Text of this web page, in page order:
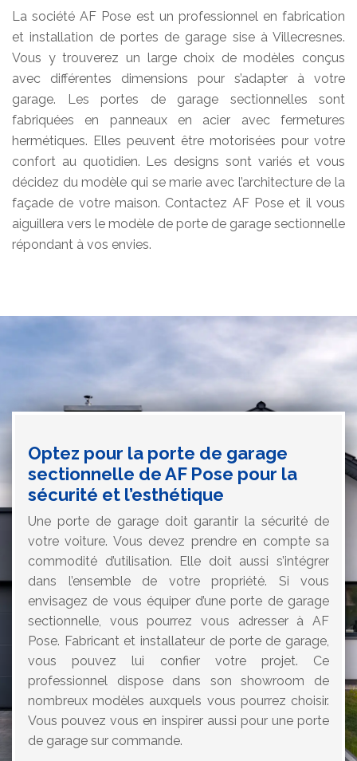
La société AF Pose est un professionnel en fabrication
et installation de portes de garage sise à Villecresnes.
Vous y trouverez un large choix de modèles conçus
avec différentes dimensions pour s’adapter à votre
garage. Les portes de garage sectionnelles sont
fabriquées en panneaux en acier avec fermetures
hermétiques. Elles peuvent être motorisées pour votre
confort au quotidien. Les designs sont variés et vous
décidez du modèle qui se marie avec l’architecture de la
façade de votre maison. Contactez AF Pose et il vous
aiguillera vers le modèle de porte de garage sectionnelle
répondant à vos envies.
Optez pour la porte de garage
sectionnelle de AF Pose pour la
sécurité et l’esthétique
Une porte de garage doit garantir la sécurité de
votre voiture. Vous devez prendre en compte sa
commodité d’utilisation. Elle doit aussi s’intégrer
dans l’ensemble de votre propriété. Si vous
envisagez de vous équiper d’une porte de garage
sectionnelle, vous pourrez vous adresser à AF
Pose. Fabricant et installateur de porte de garage,
vous pouvez lui confier votre projet. Ce
professionnel dispose dans son showroom de
nombreux modèles auxquels vous pourrez choisir.
Vous pouvez vous en inspirer aussi pour une porte
de garage sur commande.